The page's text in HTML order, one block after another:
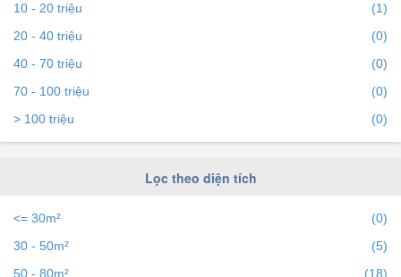
nhất và phù hợp với nhu cầu, bạn hãy truy cập vào
bds68.com.vn. Nếu bạn có bất động sản muốn cho thuê,
bạn có thể
trên bds68
để tiếp cận với hàng ngàn người mỗi ngày.
10 - 20 triệu
(1)
20 - 40 triệu
(0)
40 - 70 triệu
(0)
70 - 100 triệu
(0)
> 100 triệu
(0)
Lọc theo diện tích
<= 30m²
(0)
30 - 50m²
(5)
50 - 80m²
(18)